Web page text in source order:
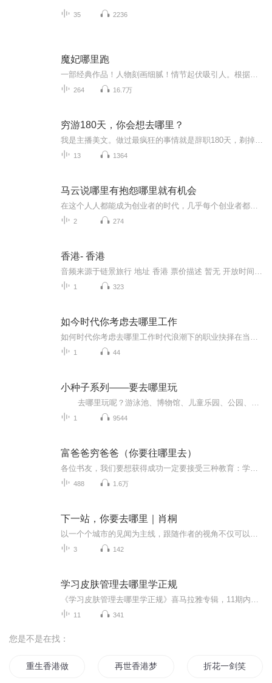
35 2236
魔妃哪里跑
264 16.7万
穷游180天，你会想去哪里？
13 1364
马云说哪里有抱怨哪里就有机会
2 274
香港- 香港
1 323
如今时代你考虑去哪里工作
1 44
小种子系列——要去哪里玩
1 9544
富爸爸穷爸爸（你要往哪里去）
488 1.6万
下一站，你要去哪里｜肖桐
3 142
学习皮肤管理去哪里学正规
11 341
您是不是在找：
重生香港做土豪 再世香港梦 折花一剑笑天下